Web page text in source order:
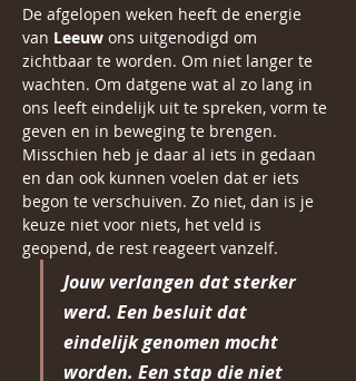
De afgelopen weken heeft de energie
van Leeuw ons uitgenodigd om
zichtbaar te worden. Om niet langer te
wachten. Om datgene wat al zo lang in
ons leeft eindelijk uit te spreken, vorm te
geven en in beweging te brengen.
Misschien heb je daar al iets in gedaan
en dan ook kunnen voelen dat er iets
begon te verschuiven. Zo niet, dan is je
keuze niet voor niets, het veld is
geopend, de rest reageert vanzelf.
Jouw verlangen dat sterker
werd. Een besluit dat
eindelijk genomen mocht
worden. Een stap die niet